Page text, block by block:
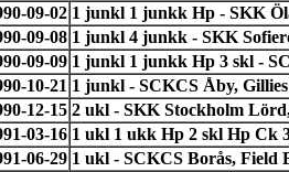
09-02 1 junkl 1 junkk Hp - SKK
09-08 1 junkl 4 junkk - SKK
09-09 1 junkl 1 junkk Hp 3 skl -
10-21 1 junkl - SCKCS Åby,
12-15 2 ukl - SKK Stockholm
03-16 1 ukl 1 ukk Hp 2 skl Hp Ck
06-29 1 ukl - SCKCS Borås, Field